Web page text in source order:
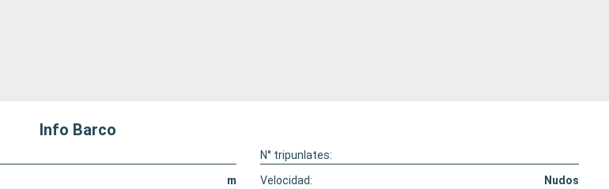
Info Barco
N° tripunlates:
m Velocidad: Nudos